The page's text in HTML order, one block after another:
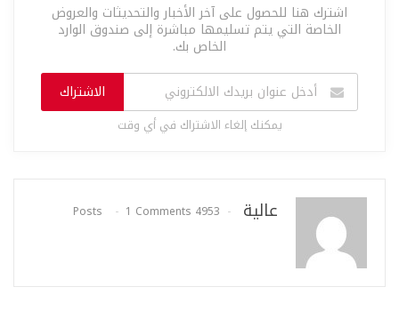
اشترك هنا للحصول على آخر الأخبار والتحديثات والعروض
الخاصة التي يتم تسليمها مباشرة إلى صندوق الوارد
الخاص بك.
الاشتراك
يمكنك إلغاء الاشتراك في أي وقت
عالية 4953 Posts
1 Comments